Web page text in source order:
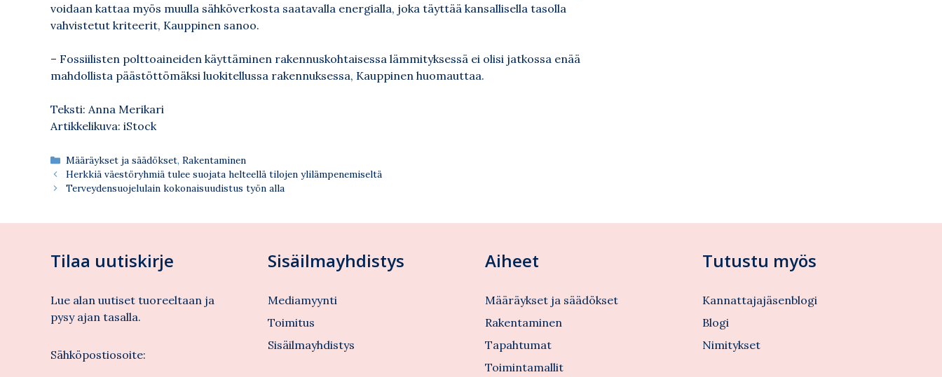
voidaan kattaa myös muulla sähköverkosta saatavalla energialla, joka täyttää kansallisella tasolla
vahvistetut kriteerit, Kauppinen sanoo.
– Fossiilisten polttoaineiden käyttäminen rakennuskohtaisessa lämmityksessä ei olisi jatkossa enää
mahdollista päästöttömäksi luokitellussa rakennuksessa, Kauppinen huomauttaa.
Teksti: Anna Merikari
Artikkelikuva: iStock
Kategoriat
Määräykset ja säädökset, Rakentaminen
Herkkiä väestöryhmiä tulee suojata helteellä tilojen ylilämpenemiseltä
Terveydensuojelulain kokonaisuudistus työn alla
Tilaa uutiskirje
Lue alan uutiset tuoreeltaan ja
pysy ajan tasalla.
Sähköpostiosoite:
Sisäilmayhdistys
Mediamyynti
Toimitus
Sisäilmayhdistys
Aiheet
Määräykset ja säädökset
Rakentaminen
Tapahtumat
Toimintamallit
Tutustu myös
Kannattajajäsenblogi
Blogi
Nimitykset